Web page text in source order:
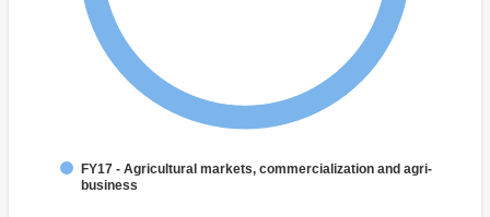
FY17 - Agricultural markets, commercialization and agri-
business